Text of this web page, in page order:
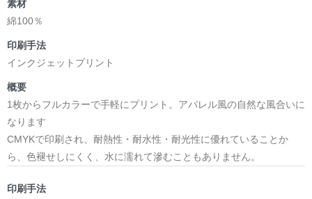
素材
綿100％
印刷手法
インクジェットプリント
概要
1枚からフルカラーで手軽にプリント。アパレル風の自然な風合いに
なります
CMYKで印刷され、耐熱性・耐水性・耐光性に優れていることか
ら、色褪せしにくく、水に濡れて滲むこともありません。
印刷手法